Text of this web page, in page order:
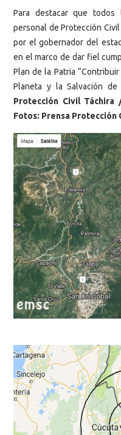
Para destacar que
personal de Protección
por el gobernador del
en el marco de dar fiel
Plan de la Patria
Planeta y la Salvación de
Protección Civil Táchira
Fotos: Prensa Protección